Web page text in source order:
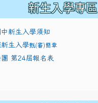
新生入學專區
新生入學須知
生入學甄(審)簡章
第24屆報名表